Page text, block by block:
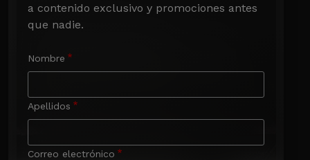
a contenido exclusivo y promociones antes
que nadie.
Nombre
Apellidos
Correo electrónico